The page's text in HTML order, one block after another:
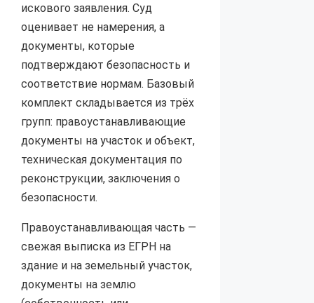
искового заявления. Суд
оценивает не намерения, а
документы, которые
подтверждают безопасность и
соответствие нормам. Базовый
комплект складывается из трёх
групп: правоустанавливающие
документы на участок и объект,
техническая документация по
реконструкции, заключения о
безопасности.
Правоустанавливающая часть —
свежая выписка из ЕГРН на
здание и на земельный участок,
документы на землю